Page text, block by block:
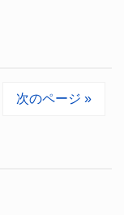
次のページ »